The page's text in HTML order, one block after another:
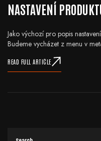
NASTAVENÍ
Jako výchozí pro popis
Budeme vycházet z menu v
READ FULL ARTICLE